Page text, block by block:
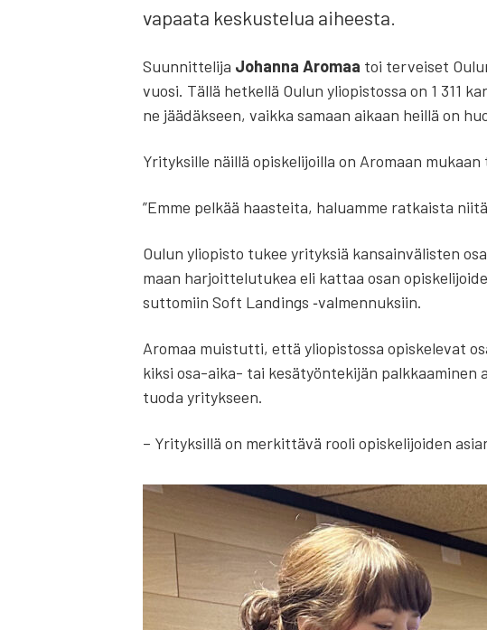
vapaa­ta kes­kus­te­lua aihees­ta.
Suun­nit­te­li­ja Johan­na Aro­maa toi ter­vei­set
vuo­si. Täl­lä het­kel­lä Oulun yli­opis­tos­sa on 1
ne jää­däk­seen, vaik­ka samaan aikaan heil­lä on
Yri­tyk­sil­le näil­lä opis­ke­li­joil­la on Aro­maan
”Emme pel­kää haas­tei­ta, haluam­me rat­kais­ta
Oulun yli­opis­to tukee yri­tyk­siä kan­sain­vä­lis­ten
maan har­joit­te­lu­tu­kea eli kat­taa osan
sut­to­miin Soft Lan­dings ‑val­men­nuk­siin.
Aro­maa muis­tut­ti, että yli­opis­tos­sa opis­ke­le­vat
kik­si osa-aika- tai kesä­työn­te­ki­jän palk­kaa­mi­nen
tuo­da yri­tyk­seen.
– Yri­tyk­sil­lä on mer­kit­tä­vä roo­li opis­ke­li­joi­den